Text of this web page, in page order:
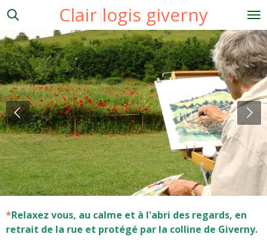
Passer
contenu
principal
Clair logis giverny
*Relaxez vous, au calme et à l'abri des regards, en
retrait de la rue et protégé par la colline de Giverny.